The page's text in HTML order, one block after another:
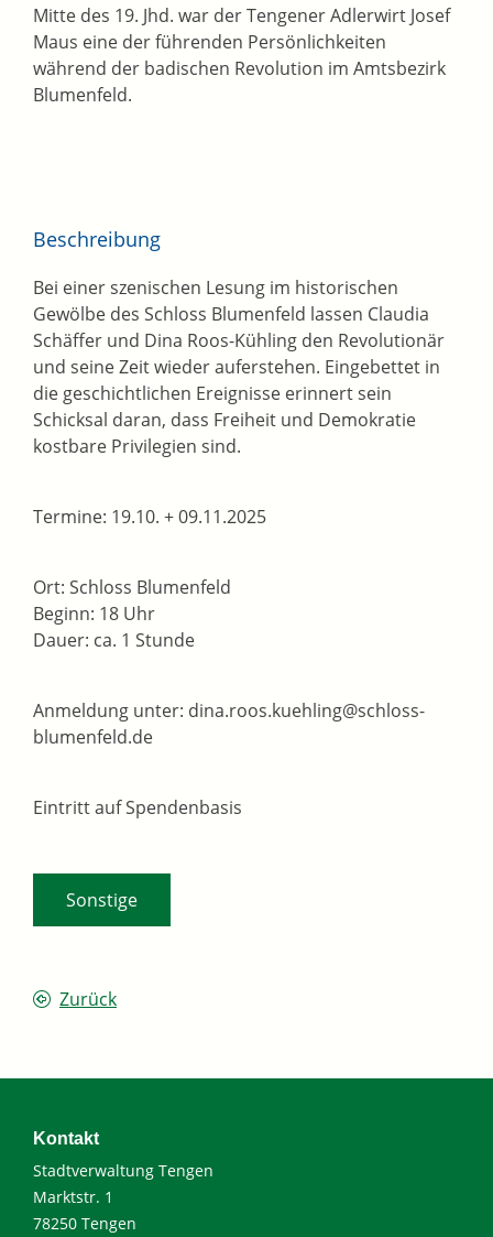
Mitte des 19. Jhd. war der Tengener Adlerwirt Josef
Maus eine der führenden Persönlichkeiten
während der badischen Revolution im Amtsbezirk
Blumenfeld.
Beschreibung
Bei einer szenischen Lesung im historischen
Gewölbe des Schloss Blumenfeld lassen Claudia
Schäffer und Dina Roos-Kühling den Revolutionär
und seine Zeit wieder auferstehen. Eingebettet in
die geschichtlichen Ereignisse erinnert sein
Schicksal daran, dass Freiheit und Demokratie
kostbare Privilegien sind.
Termine: 19.10. + 09.11.2025
Ort: Schloss Blumenfeld
Beginn: 18 Uhr
Dauer: ca. 1 Stunde
Anmeldung unter: dina.roos.kuehling@schloss-
blumenfeld.de
Eintritt auf Spendenbasis
Sonstige
Zurück
Kontakt
Stadtverwaltung Tengen
Marktstr. 1
78250 Tengen